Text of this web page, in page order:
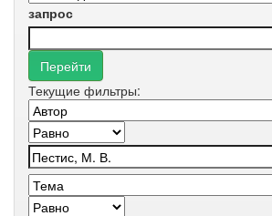
запрос
Текущие фильтры: